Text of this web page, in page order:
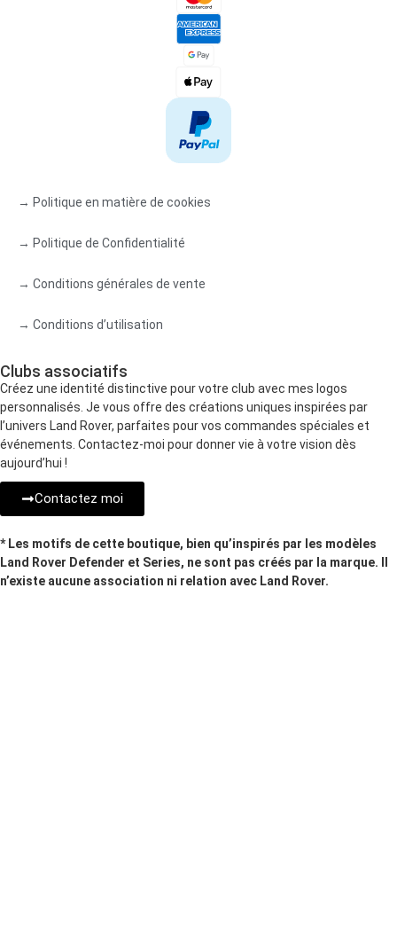
→ Politique en matière de cookies
→ Politique de Confidentialité
→ Conditions générales de vente
→ Conditions d’utilisation
Clubs associatifs
Créez une identité distinctive pour votre club avec mes logos
personnalisés. Je vous offre des créations uniques inspirées par
l’univers Land Rover, parfaites pour vos commandes spéciales et
événements. Contactez-moi pour donner vie à votre vision dès
aujourd’hui !
Contactez moi
* Les motifs de cette boutique, bien qu’inspirés par les modèles
Land Rover Defender et Series, ne sont pas créés par la marque. Il
n’existe aucune association ni relation avec Land Rover.